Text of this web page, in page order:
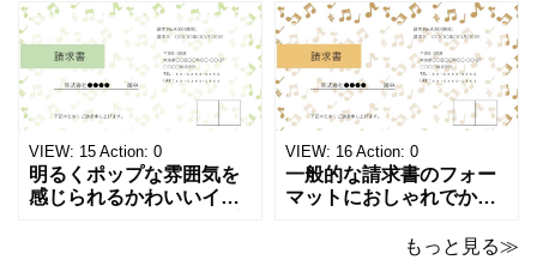
がる、キュートで華やか
な請求書テンプレートで
す。出演料、演奏ギャ
ラ、取材費請求、イベン
ト請求などの書類作成に
ご活用ください。 表の項
目は現在は品目、数量、
単価、金額になってい
が浮かぶ、シンプルでス
タイリッシュな請求書テ
ンプレートです。シック
で洗練されたモノトーン
調のカラーは、モノクロ
印刷、FAX送信にも使え
るデザインです。 大人の
音楽教室やプライ
VIEW: 15 Action: 0
明るくポップな雰囲気を
感じられるかわいいイラ
VIEW: 16 Action: 0
一般的な請求書のフォー
マットにおしゃれでかわ
請求書のテンプレートで
もっと見る≫